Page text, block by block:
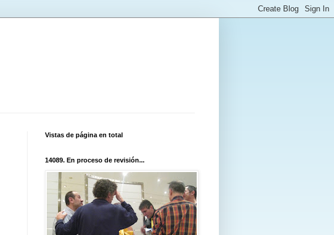
Vistas de página en total
14089. En proceso de revisión...